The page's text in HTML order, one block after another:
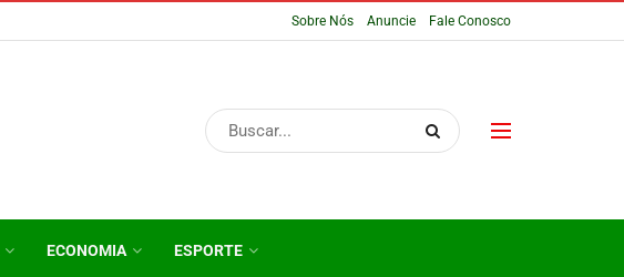
Sobre Nós Anuncie Fale Conosco
ECONOMIA ESPORTE